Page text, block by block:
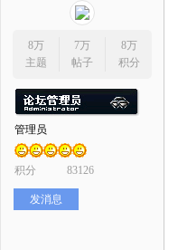
8万
主题
7万
帖子
8万
积分
管理员
积分 83126
发消息